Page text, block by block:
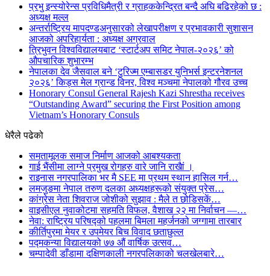
प्रभु इन्स्योरेन्स प्रविधिमैत्री र ग्राहककेन्द्रित बन्दै अघि बढिरहेको छ :
अध्यक्ष मल्ल
अन्तर्राष्ट्रिय मापदण्डअनुसारको लेखापरीक्षण र प्रभावकारी सुशासन
आजको अपरिहार्यता : अध्यक्ष अग्रवाल
त्रिभुवन विश्वविद्यालयबाट ‘स्टार्टअप समिट नेपाल-२०२६’ को
औपचारिक शुभारम्भ
नेपालका देव जैसवाल बने ‘टुरिज्म एम्बासडर युनिभर्स इन्टरनेशनल
२०२६’ किड्स मेल ग्रान्ड विनर, विश्व मञ्चमा नेपालको गौरव उच्च
Honorary Consul General Rajesh Kazi Shrestha receives
“Outstanding Award” securing the First Position among
Vietnam’s Honorary Consuls
धेरैले पढेको
समतामूलक समाज निर्माण आजको आबश्यकता
गाई भैंसीमा लाग्ने प्रमुख रोगहरु वारे जानि राखैां ।
राइनास नगरपालिका भर मै SEE मा प्रथम स्थान हासिल गर्न…
लमजुङमा नेपाल तरुण दलका अध्यक्षहरूको संयुक्त प्रेस…
कांग्रेस नेता शिवराज जोशीको सुझाव : मैले त छोडिसकें…
वाइसीएल नुवाकोटमा सहमति विफल, वैशाख २२ मा निर्वाचन —…
नेवा: राष्ट्रिय परिषद्को पहलमा बिमला महर्जनको जग्गामा तारबार
कीर्तिपुरमा मेयर र उपमेयर बिच विवाद छताछुल्ल
पद्मकन्या विद्यालयको ७७ औं ‌‌वार्षिक ‌उत्सव…
चम्पादेवी डाँडामा दक्षिणकाली नगरपलिकाको चलखेलबारे…